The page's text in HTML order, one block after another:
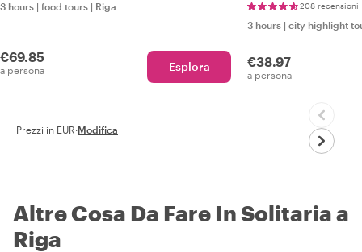
3 hours | food tours | Riga
€69.85
a persona Esplora
208 recensioni
3 hours | city highlight
€38.97
a persona
Prezzi in EUR·Modifica
Altre Cosa Da Fare In Solitaria a
Riga